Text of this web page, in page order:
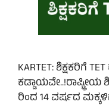
KARTET: ಶಿಕ್ಷಕರಿಗೆ
ಕಡ್ಡಾಯವೇ..!ರಾಷ್ಟ್ರೀಯ
ರಿಂದ 14 ವರ್ಷದ